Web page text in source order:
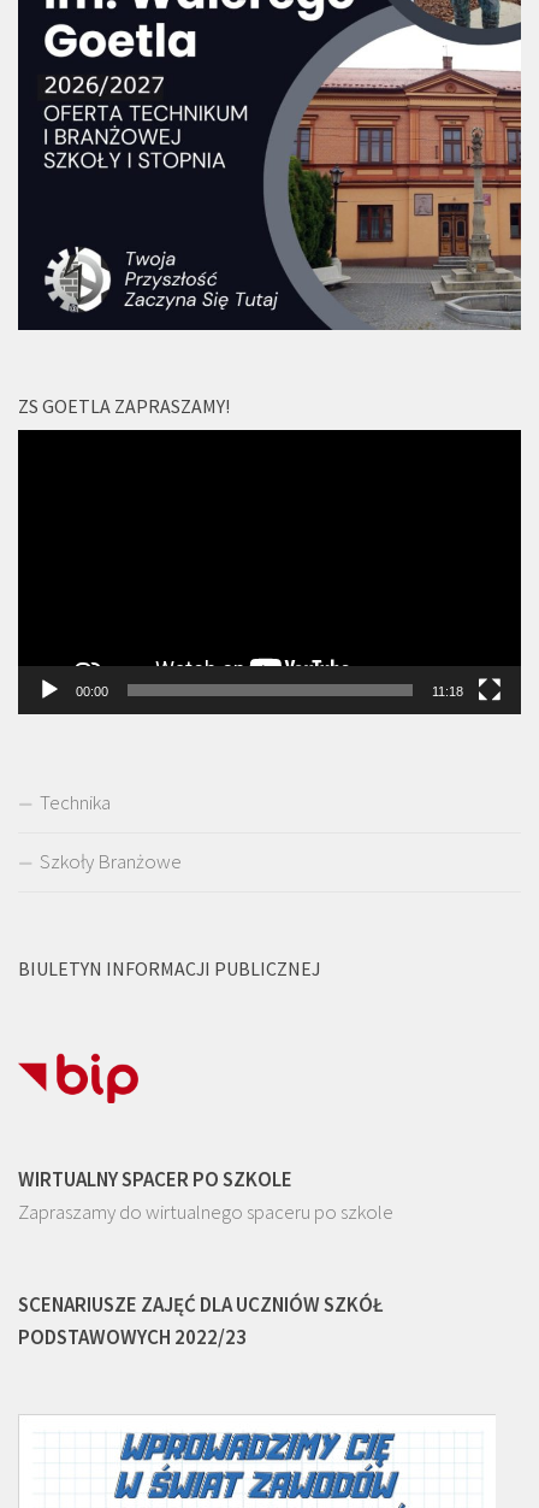
ZS GOETLA ZAPRASZAMY!
00:00 11:18
Technika
Szkoły Branżowe
BIULETYN INFORMACJI PUBLICZNEJ
WIRTUALNY SPACER PO SZKOLE
Zapraszamy do wirtualnego spaceru po szkole
SCENARIUSZE ZAJĘĆ DLA UCZNIÓW SZKÓŁ
PODSTAWOWYCH 2022/23